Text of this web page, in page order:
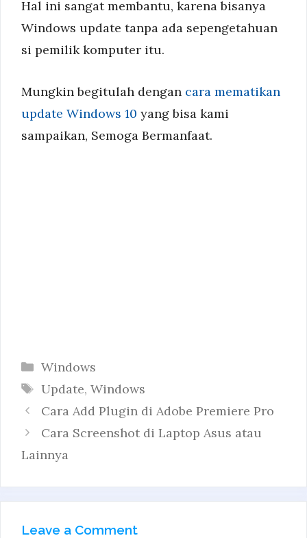
Hal ini sangat membantu, karena bisanya
Windows update tanpa ada sepengetahuan
si pemilik komputer itu.
Mungkin begitulah dengan cara mematikan
update Windows 10 yang bisa kami
sampaikan, Semoga Bermanfaat.
Categories
Windows
Tags
Update, Windows
Cara Add Plugin di Adobe Premiere Pro
Cara Screenshot di Laptop Asus atau
Lainnya
Leave a Comment